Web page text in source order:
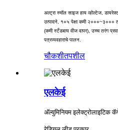
अल्ट्रा स्मॉल साइज हाय व्होल्टेज,
उत्पादने, १०५ पेक्षा कमी २०००~३०००
(कमी स्टँडबाय वीज वापर), उच्च तरंग
पत्रव्यवहाराचे पालन.
चौकशीतपशील
एलकेई
अ‍ॅल्युमिनियम इलेक्ट्रोलाइटिक